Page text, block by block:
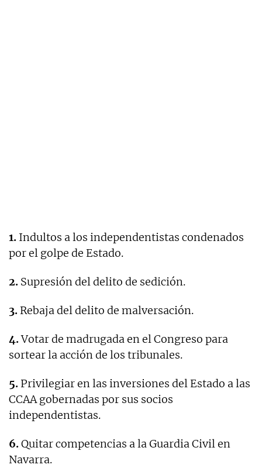
1. Indultos a los independentistas condenados
por el golpe de Estado.
2. Supresión del delito de sedición.
3. Rebaja del delito de malversación.
4.Votar de madrugada en el Congreso para
sortear la acción de los tribunales.
5. Privilegiar en las inversiones del Estado a las
CCAA gobernadas por sus socios
independentistas.
6.Quitar competencias a la Guardia Civil en
Navarra.